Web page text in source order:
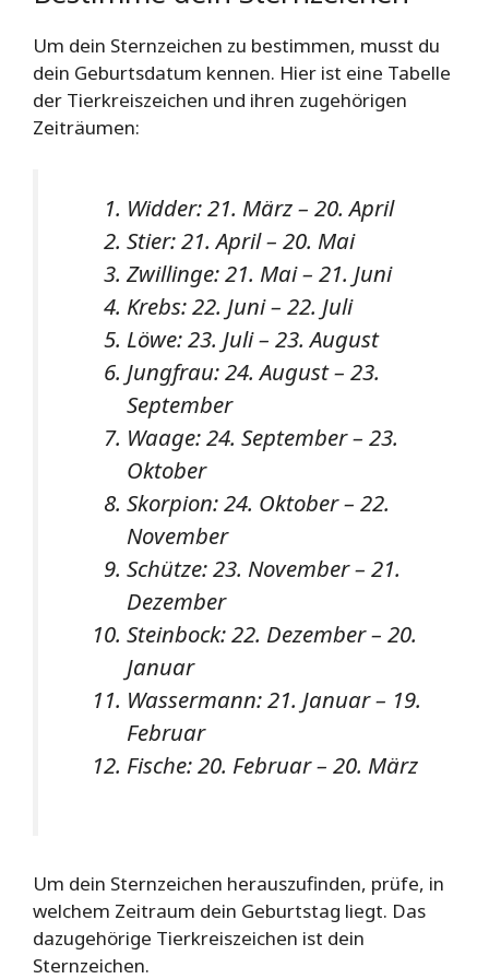
Um dein Sternzeichen zu bestimmen, musst du
dein Geburtsdatum kennen. Hier ist eine Tabelle
der Tierkreiszeichen und ihren zugehörigen
Zeiträumen:
Widder: 21. März – 20. April
Stier: 21. April – 20. Mai
Zwillinge: 21. Mai – 21. Juni
Krebs: 22. Juni – 22. Juli
Löwe: 23. Juli – 23. August
Jungfrau: 24. August – 23.
September
Waage: 24. September – 23.
Oktober
Skorpion: 24. Oktober – 22.
November
Schütze: 23. November – 21.
Dezember
Steinbock: 22. Dezember – 20.
Januar
Wassermann: 21. Januar – 19.
Februar
Fische: 20. Februar – 20. März
Um dein Sternzeichen herauszufinden, prüfe, in
welchem Zeitraum dein Geburtstag liegt. Das
dazugehörige Tierkreiszeichen ist dein
Sternzeichen.